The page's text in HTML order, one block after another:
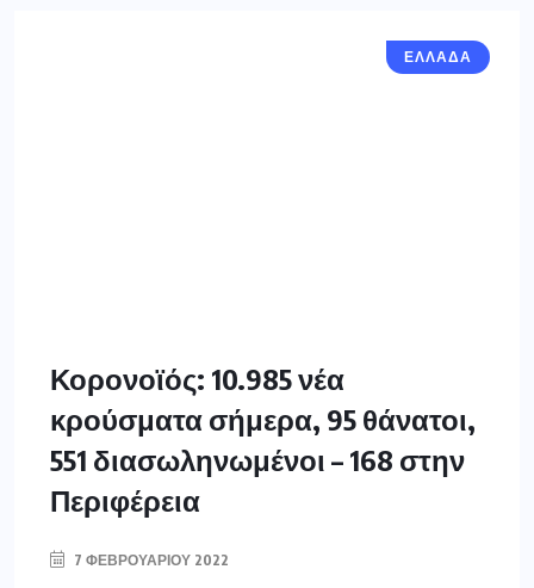
ΕΛΛΑΔΑ
Κορονοϊός: 10.985 νέα
κρούσματα σήμερα, 95 θάνατοι,
551 διασωληνωμένοι – 168 στην
Περιφέρεια
7 ΦΕΒΡΟΥΑΡΊΟΥ 2022